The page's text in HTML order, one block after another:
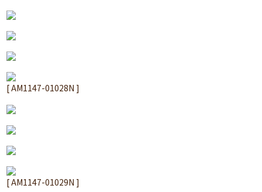
[ AM1147-01028N ]
[ AM1147-01029N ]